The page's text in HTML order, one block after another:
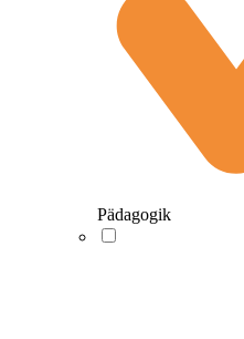
Pädagogik